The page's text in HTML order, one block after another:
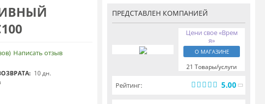
) Написать отзыв
10 дн.
ПРЕДСТАВЛЕН КОМПАНИЕЙ
Цени свое «Врем
я»
О МАГАЗИНЕ
21 Товары/услуги
Рейтинг: 5.00